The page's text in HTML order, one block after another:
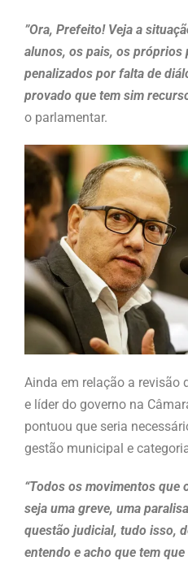
”Ora, Prefeito! Veja a
alunos, os pais, os próprios
penalizados por falta de
provado que tem sim
o parlamentar.
Ainda em relação a revisão
e líder do governo na
pontuou que seria
gestão municipal e
“Todos os movimentos que
seja uma greve, uma
questão judicial, tudo isso,
entendo e acho que tem